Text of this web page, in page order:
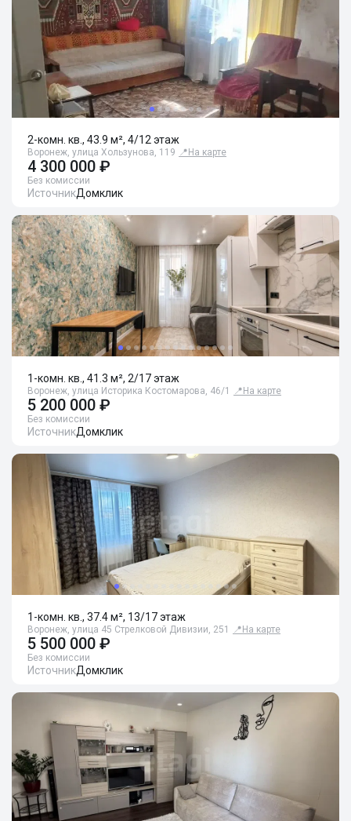
2-комн. кв., 43.9 м², 4/12 этаж
Воронеж, улица Хользунова, 119 📍 На карте
4 300 000 ₽
Без комиссии
ИсточникДомклик
1-комн. кв., 41.3 м², 2/17 этаж
Воронеж, улица Историка Костомарова, 46/1 📍 На карте
5 200 000 ₽
Без комиссии
ИсточникДомклик
1-комн. кв., 37.4 м², 13/17 этаж
Воронеж, улица 45 Стрелковой Дивизии, 251 📍 На карте
5 500 000 ₽
Без комиссии
ИсточникДомклик